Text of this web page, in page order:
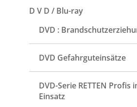
D V D / Blu-ray
DVD :
DVD Gefahrguteinsätze
DVD-Serie RETTEN Profis
Einsatz